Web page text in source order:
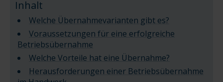
Inhalt
Welche Übernahmevarianten gibt es?
Voraussetzungen für eine erfolgreiche
Betriebsübernahme
Welche Vorteile hat eine Übernahme?
Herausforderungen einer Betriebsübernahme